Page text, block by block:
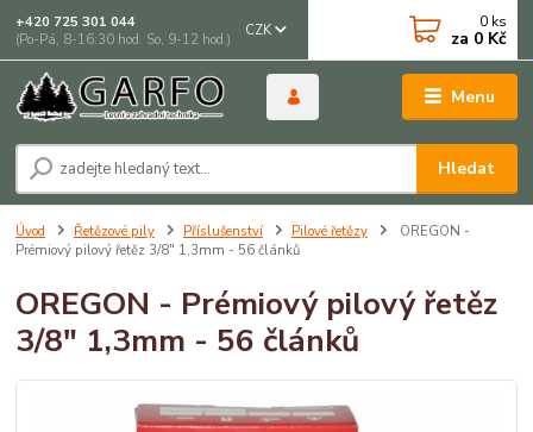
Menu
CZK
Hledat
+420 725 301 044
(Po-Pá, 8-16:30 hod. So, 9-12 hod.)
0 ks
za 0 Kč
Úvod Řetězové pily Příslušenství Pilové řetězy
OREGON -
Prémiový pilový řetěz 3/8" 1,3mm - 56 článků
OREGON - Prémiový pilový řetěz
3/8" 1,3mm - 56 článků